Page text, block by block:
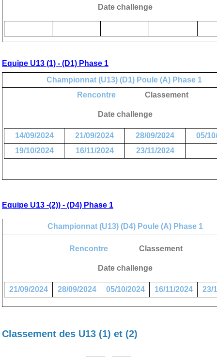
Date challenge
Equipe U13 (1) - (D1) Phase 1
Championnat (U13) (D1) Poule (A) Phase 1
Rencontre Classement
Date challenge
14/09/2024 21/09/2024 28/09/2024
05/
19/10/2024
16/11/2024 23/11/2024
Equipe U13 -(2)) - (D4) Phase 1
Championnat (U13) (D4) Poule (A) Phase 1
Rencontre Classement
Date challenge
21/09/2024 28/09/2024 05/10/2024 16/11/2024 23/
Classement des U13 (1) et (2)